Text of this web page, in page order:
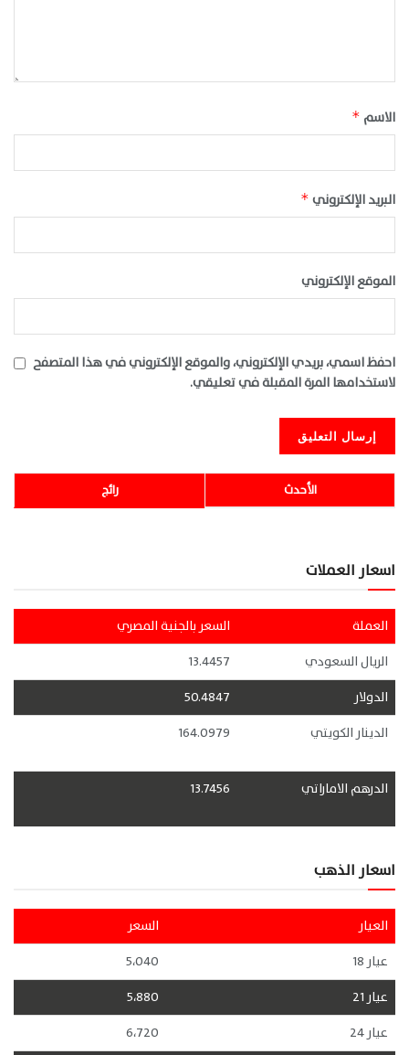
الاسم *
البريد الإلكتروني *
الموقع الإلكتروني
احفظ اسمي، بريدي الإلكتروني، والموقع الإلكتروني في هذا المتصفح
لاستخدامها المرة المقبلة في تعليقي.
رائج الأحدث
اسعار العملات
العملة
السعر بالجنية المصري
الريال السعودي
13.4457
الدولار
50.4847
الدينار الكويتي
164.0979
الدرهم الاماراتي 13.7456
اسعار الذهب
العيار
السعر
عيار 18
5،040
عيار 21
5،880
عيار 24
6،720